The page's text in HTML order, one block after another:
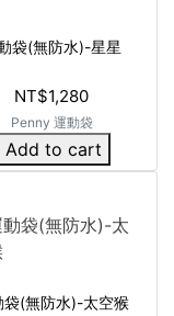
袋(無防水)-星星
NT$1,280
Penny 運動袋
Add to cart
袋(無防水)-太空猴